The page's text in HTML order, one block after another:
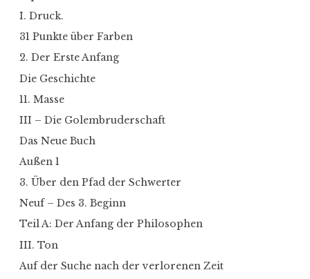
I. Druck.
31 Punkte über Farben
2. Der Erste Anfang
Die Geschichte
11. Masse
III – Die Golembruderschaft
Das Neue Buch
Außen 1
3. Über den Pfad der Schwerter
Neuf – Des 3. Beginn
Teil A: Der Anfang der Philosophen
III. Ton
Auf der Suche nach der verlorenen Zeit